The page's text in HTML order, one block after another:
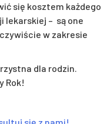
się kosztem każdego
lekarskiej – są one
w zakresie
dla rodzin.
Rok!